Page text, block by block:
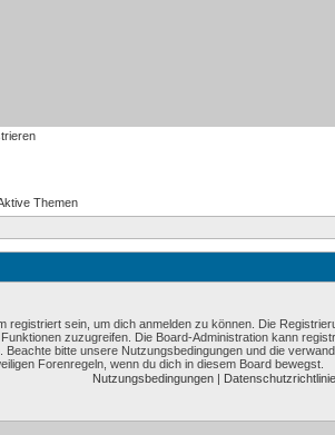
Themen
registriert sein, um dich anmelden zu können. Die
zuzugreifen. Die Board-Administration kann
Beachte bitte unsere Nutzungsbedingungen und die
Forenregeln, wenn du dich in diesem Board bewegst.
Nutzungsbedingungen | Datenschutzrichtlinie